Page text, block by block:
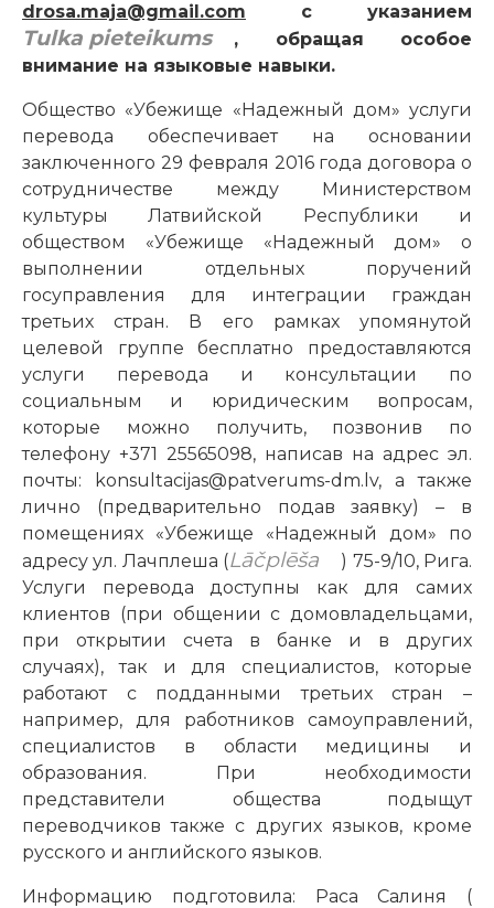
drosa.maja@gmail.com с указанием
Tulka pieteikums
, обращая особое
внимание на языковые навыки.
Общество «Убежище «Надежный дом» услуги
перевода обеспечивает на основании
заключенного 29 февраля 2016 года договора о
сотрудничестве между Министерством
культуры Латвийской Республики и
обществом «Убежище «Надежный дом» о
выполнении отдельных поручений
госуправления для интеграции граждан
третьих стран. В его рамках упомянутой
целевой группе бесплатно предоставляются
услуги перевода и консультации по
социальным и юридическим вопросам,
которые можно получить, позвонив по
телефону +371 25565098, написав на адрес эл.
почты: konsultacijas@patverums-dm.lv, а также
лично (предварительно подав заявку) – в
помещениях «Убежище «Надежный дом» по
адресу ул. Лачплеша (Lāčplēša
) 75-9/10, Рига.
Услуги перевода доступны как для самих
клиентов (при общении с домовладельцами,
при открытии счета в банке и в других
случаях), так и для специалистов, которые
работают с подданными третьих стран –
например, для работников самоуправлений,
специалистов в области медицины и
образования. При необходимости
представители общества подыщут
переводчиков также с других языков, кроме
русского и английского языков.
Информацию подготовила: Раса Салиня (